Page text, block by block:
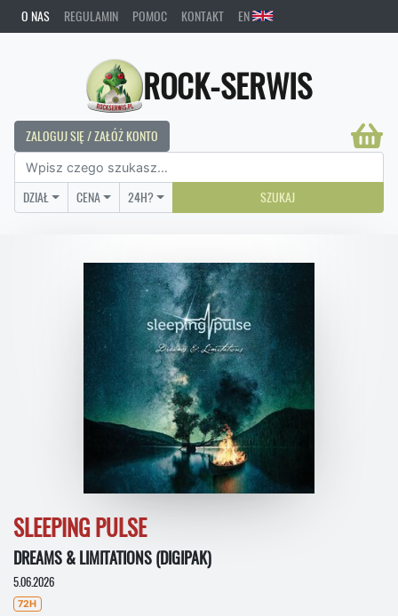
O NAS REGULAMIN POMOC KONTAKT EN
ROCK-SERWIS
ZALOGUJ SIĘ / ZAŁÓŻ KONTO
DZIAŁ CENA 24H? SZUKAJ
SLEEPING PULSE
DREAMS & LIMITATIONS (DIGIPAK)
5.06.2026
72H